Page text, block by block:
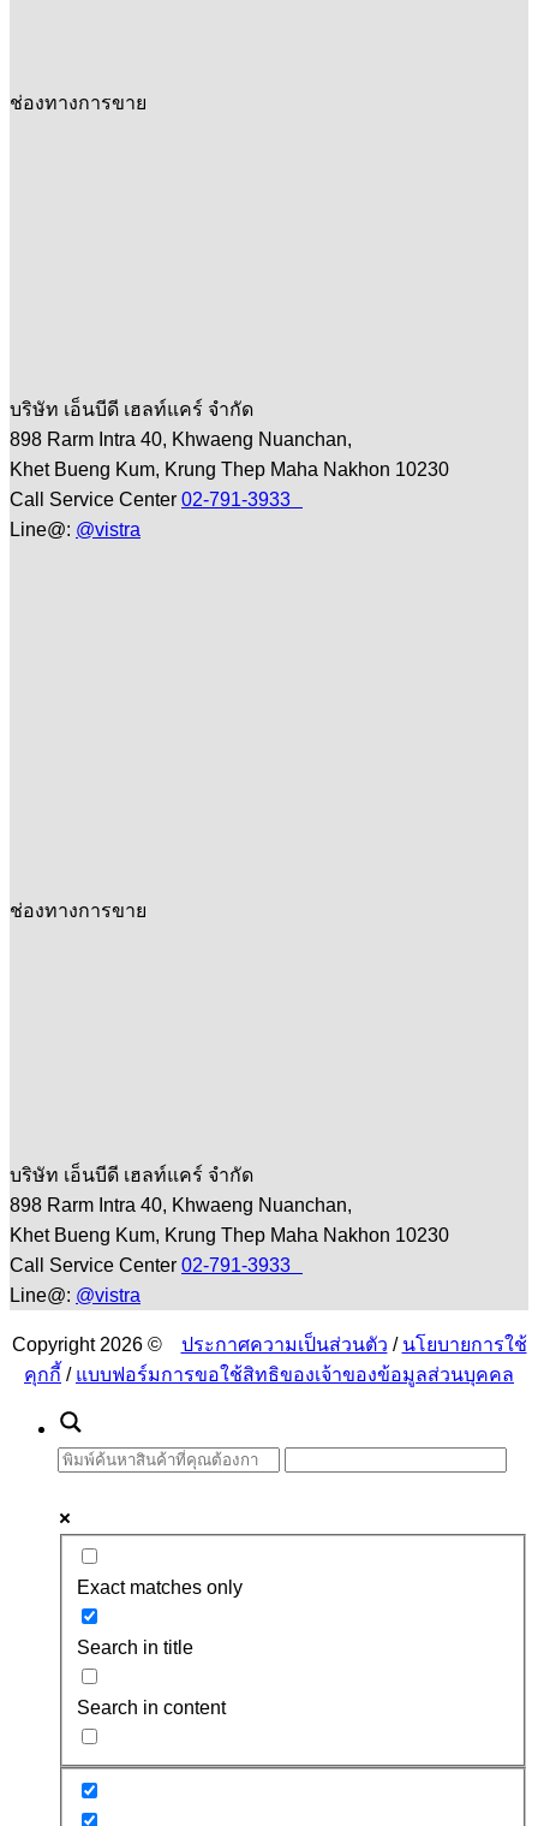
ช่องทางการขาย
บริษัท เอ็นบีดี เฮลท์แคร์ จำกัด
898 Rarm Intra 40, Khwaeng Nuanchan,
Khet Bueng Kum, Krung Thep Maha Nakhon 10230
Call Service Center 02-791-3933
Line@: @vistra
ช่องทางการขาย
บริษัท เอ็นบีดี เฮลท์แคร์ จำกัด
898 Rarm Intra 40, Khwaeng Nuanchan,
Khet Bueng Kum, Krung Thep Maha Nakhon 10230
Call Service Center 02-791-3933
Line@: @vistra
Copyright 2026 © ประกาศความเป็นส่วนตัว / นโยบายการใช้
คุกกี้ / แบบฟอร์มการขอใช้สิทธิของเจ้าของข้อมูลส่วนบุคคล
Exact matches only
Search in title
Search in content